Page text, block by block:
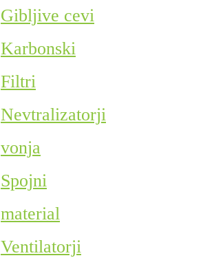
Gibljive cevi
Karbonski
Filtri
Nevtralizatorji
vonja
Spojni
material
Ventilatorji